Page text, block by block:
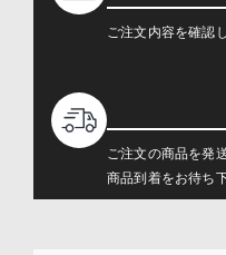
ご注文内容を確認
ご注文の商品を発
商品到着をお待ち下